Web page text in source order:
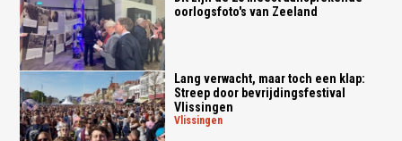
oorlogsfoto's van Zeeland
Lang verwacht, maar toch een klap:
Streep door bevrijdingsfestival
Vlissingen
vlissingen